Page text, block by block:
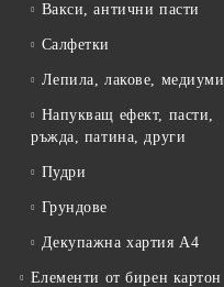
Вакси, антични пасти
Салфетки
Лепила, лакове, медиуми
Напукващ ефект, пасти,
ръжда, патина, други
Пудри
Грундове
Декупажна хартия А4
Елементи от бирен картон